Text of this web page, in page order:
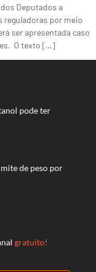
Deputados a
reguladoras por meio
ser apresentada caso
O texto […]
pode ter
de peso por
gratuito!